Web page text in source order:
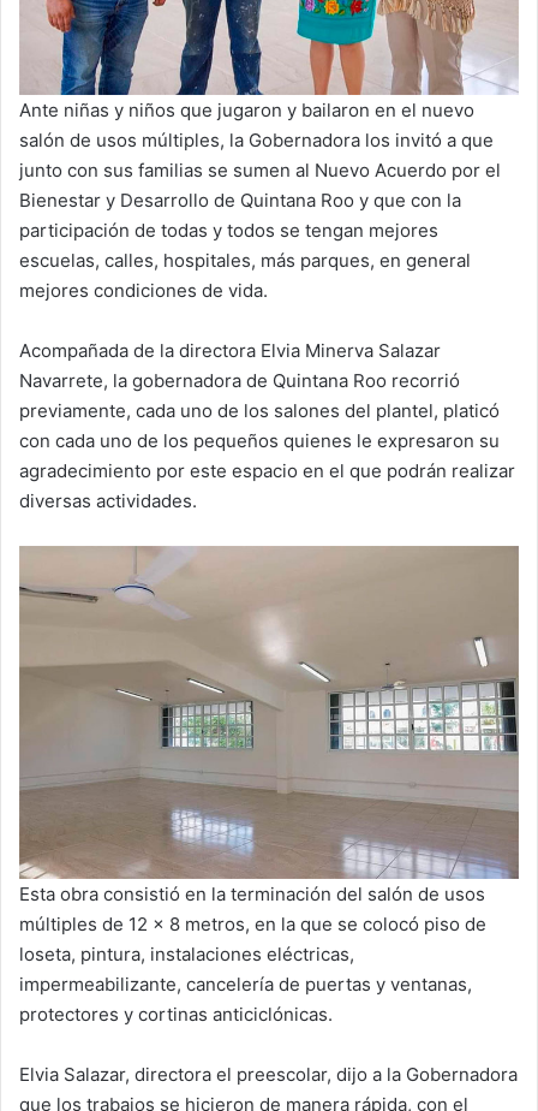
Ante niñas y niños que jugaron y bailaron en el nuevo
salón de usos múltiples, la Gobernadora los invitó a que
junto con sus familias se sumen al Nuevo Acuerdo por el
Bienestar y Desarrollo de Quintana Roo y que con la
participación de todas y todos se tengan mejores
escuelas, calles, hospitales, más parques, en general
mejores condiciones de vida.
Acompañada de la directora Elvia Minerva Salazar
Navarrete, la gobernadora de Quintana Roo recorrió
previamente, cada uno de los salones del plantel, platicó
con cada uno de los pequeños quienes le expresaron su
agradecimiento por este espacio en el que podrán realizar
diversas actividades.
Esta obra consistió en la terminación del salón de usos
múltiples de 12 x 8 metros, en la que se colocó piso de
loseta, pintura, instalaciones eléctricas,
impermeabilizante, cancelería de puertas y ventanas,
protectores y cortinas anticiclónicas.
Elvia Salazar, directora el preescolar, dijo a la Gobernadora
que los trabajos se hicieron de manera rápida, con el